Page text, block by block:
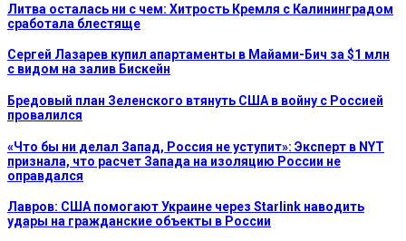
Литва осталась ни с чем: Хитрость Кремля с Калининградом
сработала блестяще
Сергей Лазарев купил апартаменты в Майами-Бич за $1 млн
с видом на залив Бискейн
Бредовый план Зеленского втянуть США в войну с Россией
провалился
«Что бы ни делал Запад, Россия не уступит»: Эксперт в NYT
признала, что расчет Запада на изоляцию России не
оправдался
Лавров: США помогают Украине через Starlink наводить
удары на гражданские объекты в России